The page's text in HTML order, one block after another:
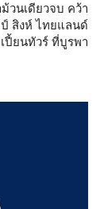
ม้วนเดียวจบ คว้า
สิงห์ ไทยแลนด์
ปี้ยนทัวร์ ที่บูรพา